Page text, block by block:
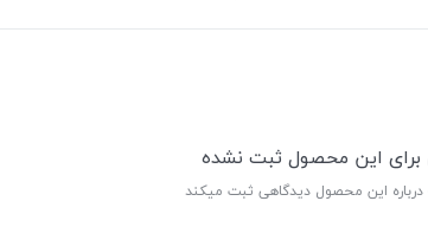
برای این محصول ثبت نشده
درباره این محصول دیدگاهی ثبت میکند